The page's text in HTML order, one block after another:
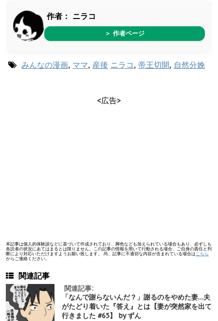
作者： ニラコ
＞ 作者ページ
みんなの漫画, ママ, 産後 ニラコ , 帝王切開, 自然分娩
<広告>
本記事は個人的体験談などに基づいて作成されており、脚色なども加えられている場合もあり、必ずしも
各読者の状況にあてはまるとは限りません。この記事の情報を用いて行動される場合、ご自身の責任と判
断により対応いただけますようお願い致します。 尚、記事に不適切な内容が含まれている場合は こちら
からご連絡ください。
関連記事
関連記事:
「なんで謝らないんだ？」謝るのをやめた妻…夫
がたどり着いた『答え』とは【妻が突然家を出て
行きました #65】 by ずん